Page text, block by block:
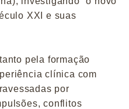
XXI e suas
pela formação
clínica com
por
conflitos